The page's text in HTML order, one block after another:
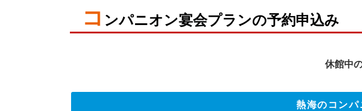
コ ンパニオン宴会プランの予約申込み
休館中
熱海のコンパ